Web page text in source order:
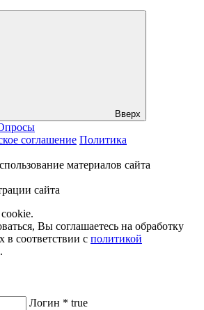
Вверх
соглашение Политика
материалов сайта
сайта
Вы соглашаетесь на обработку
в соответствии с политикой
.
Логин * true